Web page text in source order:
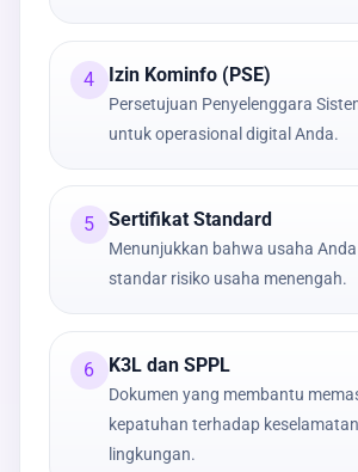
4 Izin Kominfo (PSE)
Persetujuan Penyelenggara
untuk operasional digital Anda.
5 Sertifikat Standard
Menunjukkan bahwa usaha
standar risiko usaha menengah.
6 K3L dan SPPL
Dokumen yang membantu
kepatuhan terhadap
lingkungan.